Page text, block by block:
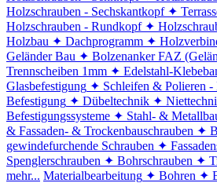
Holzschrauben - Sechskantkopf ✦
Holzschrauben - Rundkopf ✦
Holzbau ✦ Dachprogramm ✦
Geländer Bau ✦ Bolzenanker FAZ
Trennscheiben 1mm ✦ Edelstahl-
Glasbefestigung ✦ Schleifen & Polieren -
Befestigung ✦ Dübeltechnik ✦
Befestigungssysteme ✦ Stahl- &
& Fassaden- & Trockenbauschrauben ✦
gewindefurchende Schrauben ✦
Spenglerschrauben ✦ Bohrschrauben ✦
mehr... Materialbearbeitung ✦ Bohren ✦